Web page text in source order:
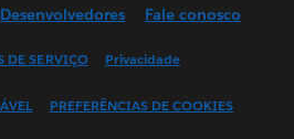
English (UK)
(Canada)
Desenvolvedores Fale conosco
DE SERVIÇO Privacidade
PREFERÊNCIAS DE COOKIES